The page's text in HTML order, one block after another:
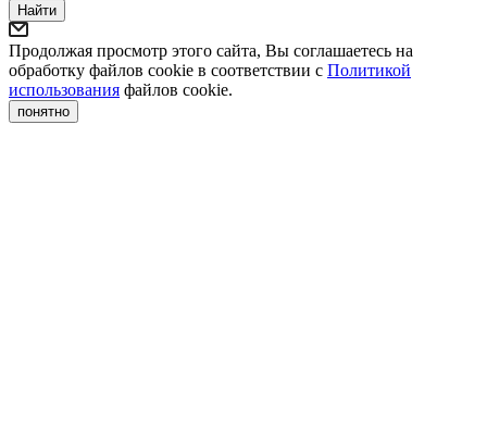
Найти
Продолжая просмотр этого сайта, Вы соглашаетесь на
обработку файлов cookie в соответствии с Политикой
использования файлов cookie.
понятно